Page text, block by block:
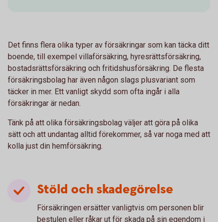
Det finns flera olika typer av försäkringar som kan täcka ditt
boende, till exempel villaförsäkring, hyresrättsförsäkring,
bostadsrättsförsäkring och fritidshusförsäkring. De flesta
försäkringsbolag har även någon slags plusvariant som
täcker in mer. Ett vanligt skydd som ofta ingår i alla
försäkringar är nedan.
Tänk på att olika försäkringsbolag väljer att göra på olika
sätt och att undantag alltid förekommer, så var noga med att
kolla just din hemförsäkring.
Stöld och skadegörelse
Försäkringen ersätter vanligtvis om personen blir
bestulen eller råkar ut för skada på sin egendom i